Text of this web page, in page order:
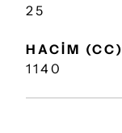
25
HACİM (CC)
1140